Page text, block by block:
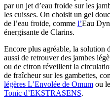
par un jet d’eau froide sur les
les cuisses. On choisit un gel
de l’eau froide, comme l’Eau
énergisante de Clarins.
Encore plus agréable, la solution
aussi de retrouver des jambes
ou de citron réveillent la
de fraîcheur sur les gambettes,
légères L’Envolée de Omum ou le
Tonic d’EKSTRASENS.